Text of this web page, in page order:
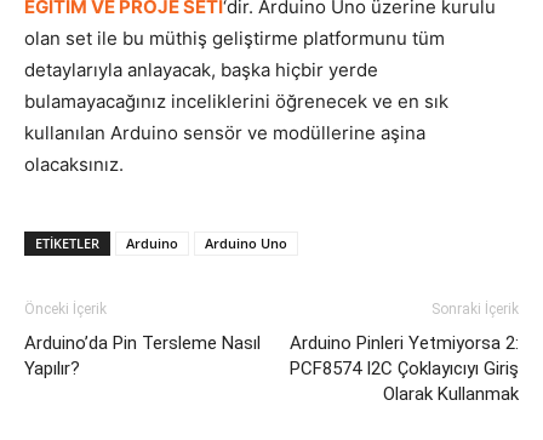
EĞİTİM VE PROJE SETİ‘dir. Arduino Uno üzerine kurulu
olan set ile bu müthiş geliştirme platformunu tüm
detaylarıyla anlayacak, başka hiçbir yerde
bulamayacağınız inceliklerini öğrenecek ve en sık
kullanılan Arduino sensör ve modüllerine aşina
olacaksınız.
ETİKETLER Arduino Arduino Uno
Önceki İçerik
Arduino’da Pin Tersleme Nasıl
Yapılır?
Sonraki İçerik
Arduino Pinleri Yetmiyorsa 2:
PCF8574 I2C Çoklayıcıyı Giriş
Olarak Kullanmak